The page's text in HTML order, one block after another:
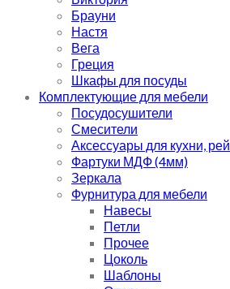
Брауни
Настя
Вега
Греция
Шкафы для посуды
Комплектующие для мебели
Посудосушители
Смесители
Аксессуары для кухни,
Фартуки МДФ (4мм)
Зеркала
Фурнитура для мебели
Навесы
Петли
Прочее
Цоколь
Шаблоны